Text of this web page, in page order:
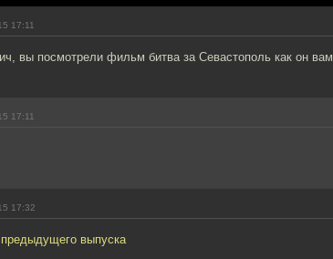
17:11
вы посмотрели фильм битва за Севастополь как он
17:11
17:32
выпуска